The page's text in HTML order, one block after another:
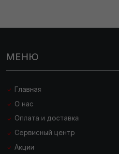
МЕНЮ
Главная
О нас
Оплата и доставка
Сервисный центр
Акции